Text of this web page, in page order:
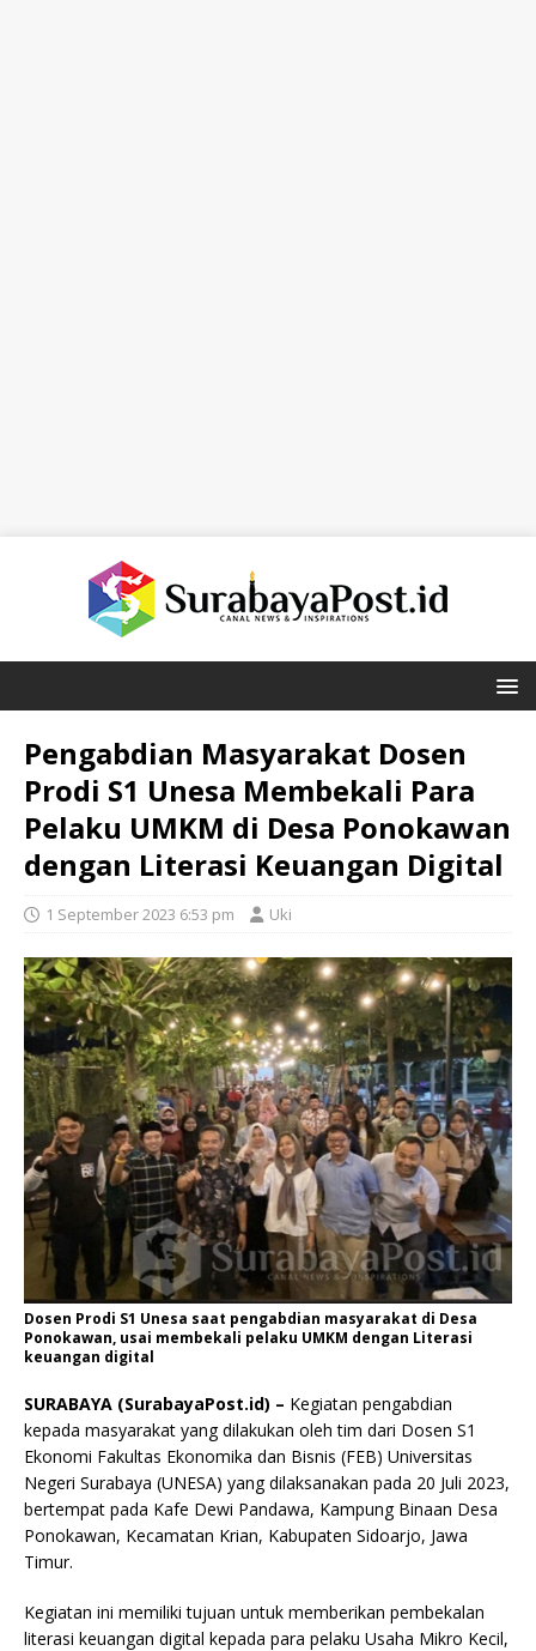
Pengabdian Masyarakat Dosen
Prodi S1 Unesa Membekali Para
Pelaku UMKM di Desa Ponokawan
dengan Literasi Keuangan Digital
1 September 2023 6:53 pm Uki
Dosen Prodi S1 Unesa saat pengabdian masyarakat di Desa
Ponokawan, usai membekali pelaku UMKM dengan Literasi
keuangan digital
SURABAYA (SurabayaPost.id) – Kegiatan pengabdian
kepada masyarakat yang dilakukan oleh tim dari Dosen S1
Ekonomi Fakultas Ekonomika dan Bisnis (FEB) Universitas
Negeri Surabaya (UNESA) yang dilaksanakan pada 20 Juli 2023,
bertempat pada Kafe Dewi Pandawa, Kampung Binaan Desa
Ponokawan, Kecamatan Krian, Kabupaten Sidoarjo, Jawa
Timur.
Kegiatan ini memiliki tujuan untuk memberikan pembekalan
literasi keuangan digital kepada para pelaku Usaha Mikro Kecil,